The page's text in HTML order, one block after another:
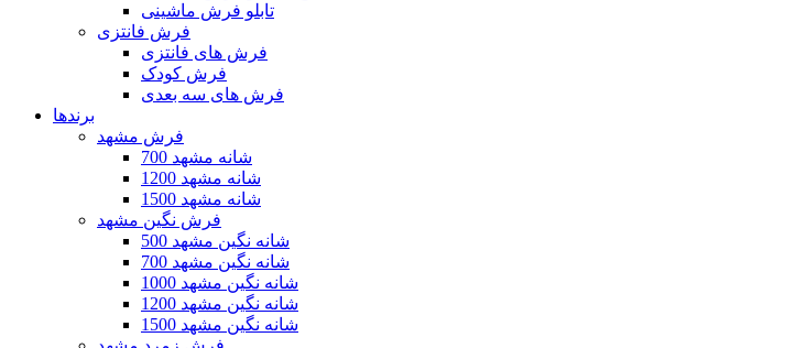
تابلو فرش ماشینی
فرش فانتزی
فرش های فانتزی
فرش کودک
فرش های سه بعدی
برندها
فرش مشهد
700 شانه مشهد
1200 شانه مشهد
1500 شانه مشهد
فرش نگین مشهد
500 شانه نگین مشهد
700 شانه نگین مشهد
1000 شانه نگین مشهد
1200 شانه نگین مشهد
1500 شانه نگین مشهد